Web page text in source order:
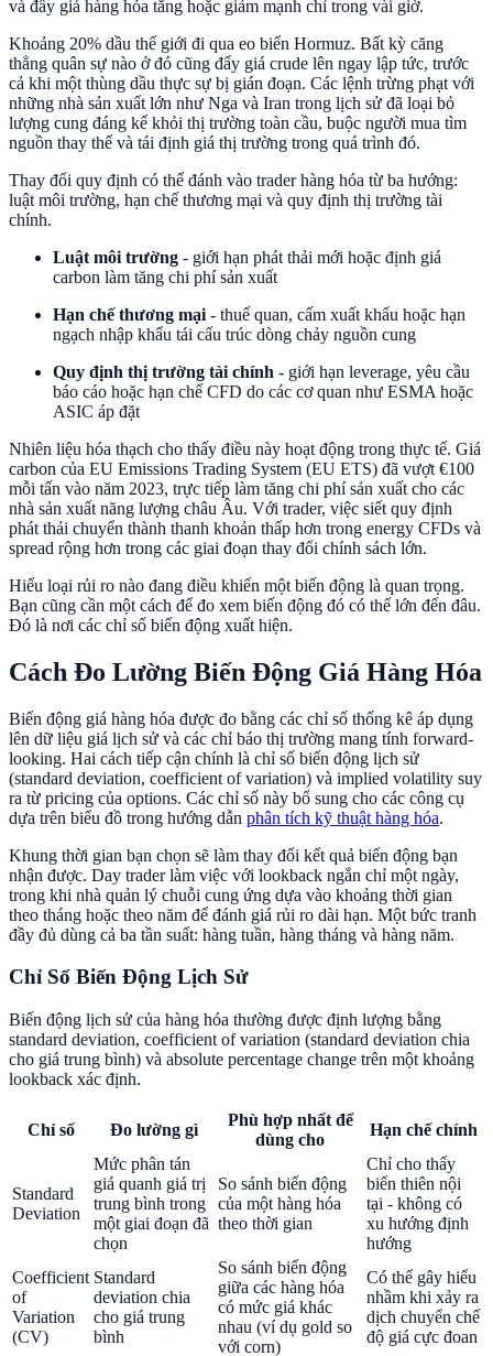
và đẩy giá hàng hóa tăng hoặc giảm mạnh chỉ trong vài giờ.
Khoảng 20% dầu thế giới đi qua eo biển Hormuz. Bất kỳ căng
thẳng quân sự nào ở đó cũng đẩy giá crude lên ngay lập tức, trước
cả khi một thùng dầu thực sự bị gián đoạn. Các lệnh trừng phạt với
những nhà sản xuất lớn như Nga và Iran trong lịch sử đã loại bỏ
lượng cung đáng kể khỏi thị trường toàn cầu, buộc người mua tìm
nguồn thay thế và tái định giá thị trường trong quá trình đó.
Thay đổi quy định có thể đánh vào trader hàng hóa từ ba hướng:
luật môi trường, hạn chế thương mại và quy định thị trường tài
chính.
Luật môi trường - giới hạn phát thải mới hoặc định giá
carbon làm tăng chi phí sản xuất
Hạn chế thương mại - thuế quan, cấm xuất khẩu hoặc hạn
ngạch nhập khẩu tái cấu trúc dòng chảy nguồn cung
Quy định thị trường tài chính - giới hạn leverage, yêu cầu
báo cáo hoặc hạn chế CFD do các cơ quan như ESMA hoặc
ASIC áp đặt
Nhiên liệu hóa thạch cho thấy điều này hoạt động trong thực tế. Giá
carbon của EU Emissions Trading System (EU ETS) đã vượt €100
mỗi tấn vào năm 2023, trực tiếp làm tăng chi phí sản xuất cho các
nhà sản xuất năng lượng châu Âu. Với trader, việc siết quy định
phát thải chuyển thành thanh khoản thấp hơn trong energy CFDs và
spread rộng hơn trong các giai đoạn thay đổi chính sách lớn.
Hiểu loại rủi ro nào đang điều khiển một biến động là quan trọng.
Bạn cũng cần một cách để đo xem biến động đó có thể lớn đến đâu.
Đó là nơi các chỉ số biến động xuất hiện.
Cách Đo Lường Biến Động Giá Hàng Hóa
Biến động giá hàng hóa được đo bằng các chỉ số thống kê áp dụng
lên dữ liệu giá lịch sử và các chỉ báo thị trường mang tính forward-
looking. Hai cách tiếp cận chính là chỉ số biến động lịch sử
(standard deviation, coefficient of variation) và implied volatility suy
ra từ pricing của options. Các chỉ số này bổ sung cho các công cụ
dựa trên biểu đồ trong hướng dẫn phân tích kỹ thuật hàng hóa.
Khung thời gian bạn chọn sẽ làm thay đổi kết quả biến động bạn
nhận được. Day trader làm việc với lookback ngắn chỉ một ngày,
trong khi nhà quản lý chuỗi cung ứng dựa vào khoảng thời gian
theo tháng hoặc theo năm để đánh giá rủi ro dài hạn. Một bức tranh
đầy đủ dùng cả ba tần suất: hàng tuần, hàng tháng và hàng năm.
Chỉ Số Biến Động Lịch Sử
Biến động lịch sử của hàng hóa thường được định lượng bằng
standard deviation, coefficient of variation (standard deviation chia
cho giá trung bình) và absolute percentage change trên một khoảng
lookback xác định.
Chỉ số Đo lường gì
Phù hợp nhất để
dùng cho
Hạn chế chính
Standard
Deviation
Mức phân tán
giá quanh giá trị
trung bình trong
một giai đoạn đã
chọn
So sánh biến động
của một hàng hóa
theo thời gian
Chỉ cho thấy
biến thiên nội
tại - không có
xu hướng định
hướng
Coefficient
of
Variation
(CV)
Standard
deviation chia
cho giá trung
bình
So sánh biến động
giữa các hàng hóa
có mức giá khác
nhau (ví dụ gold so
với corn)
Có thể gây hiểu
nhầm khi xảy ra
dịch chuyển chế
độ giá cực đoan